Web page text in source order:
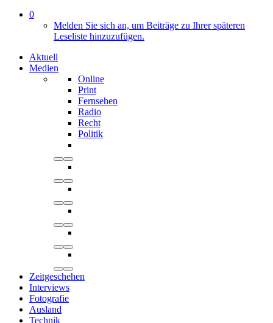
0
Melden Sie sich an, um Beiträge zu Ihrer späteren
Leseliste hinzuzufügen.
Aktuell
Medien
Online
Print
Fernsehen
Radio
Recht
Politik
Zeitgeschehen
Interviews
Fotografie
Ausland
Technik